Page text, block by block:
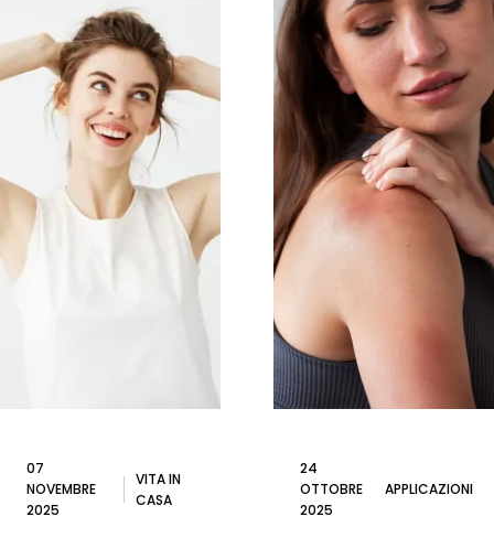
07
NOVEMBRE
2025
VITA IN
CASA
24
OTTOBRE
2025
APPLICAZIONI